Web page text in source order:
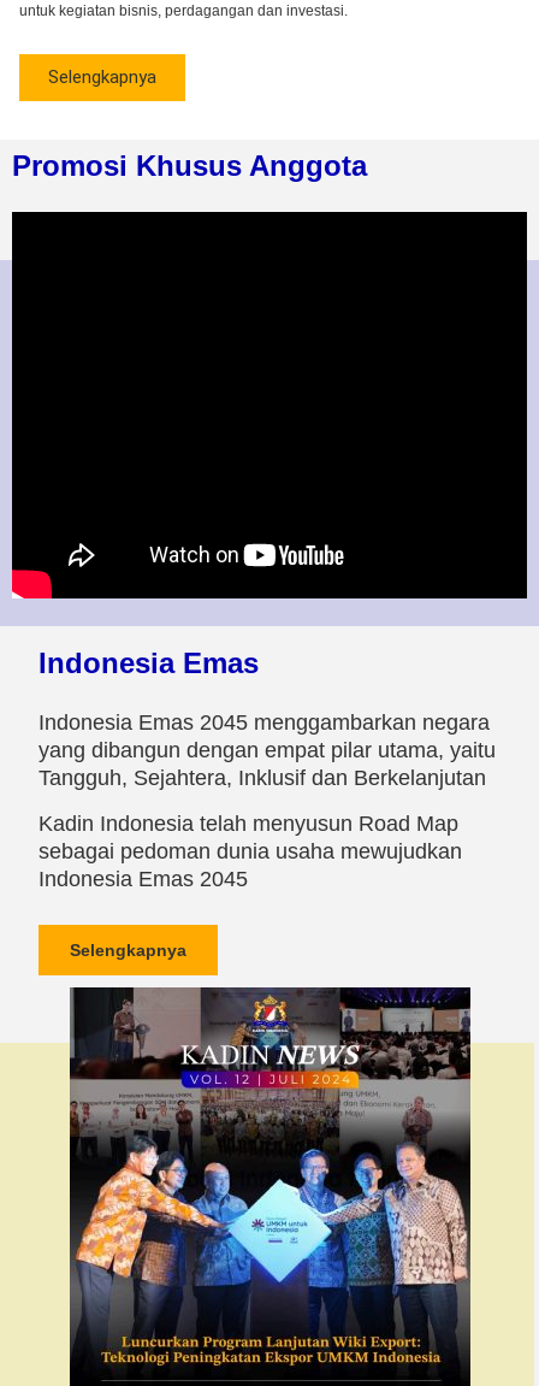
untuk kegiatan bisnis, perdagangan dan investasi.
Selengkapnya
Promosi Khusus Anggota
Indonesia Emas
Indonesia Emas 2045 menggambarkan negara
yang dibangun dengan empat pilar utama, yaitu
Tangguh, Sejahtera, Inklusif dan Berkelanjutan
Kadin Indonesia telah menyusun Road Map
sebagai pedoman dunia usaha mewujudkan
Indonesia Emas 2045
Selengkapnya